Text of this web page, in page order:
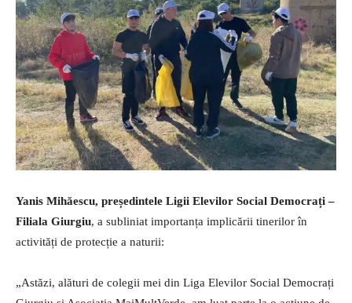
Yanis Mihăescu, președintele Ligii Elevilor Social Democrați –
Filiala Giurgiu, a subliniat importanța implicării tinerilor în
activități de protecție a naturii:
„Astăzi, alături de colegii mei din Liga Elevilor Social Democrați